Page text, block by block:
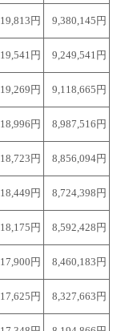
19,813円 9,380,145円
19,541円 9,249,541円
19,269円 9,118,665円
18,996円 8,987,516円
18,723円 8,856,094円
18,449円 8,724,398円
18,175円 8,592,428円
17,900円 8,460,183円
17,625円 8,327,663円